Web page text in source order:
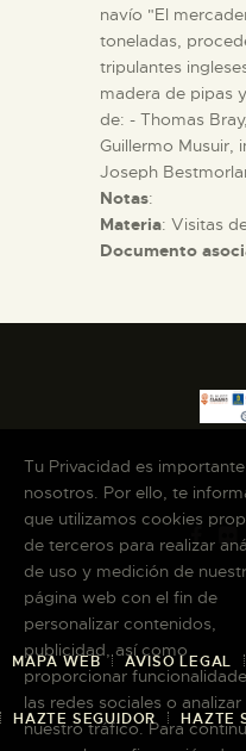
navío "El
toneladas,
tripulantes
madera de pipas
de: - Thomas
Guillermo Musuir,
Joseph
Notas:
Materia: Visitas
Documento
MAPA WEB AVISO LEGAL
HAZTE SEGUIDOR HAZTE
Tu Privacidad es
nosotros. Por ello, te
que utilizamos cookies
de terceros para realizar
de uso y medición de
página web con el fin de
personalizar contenidos,
publicidad, así como
proporcionar
las redes sociales o analizar
nuestro tráfico. Para